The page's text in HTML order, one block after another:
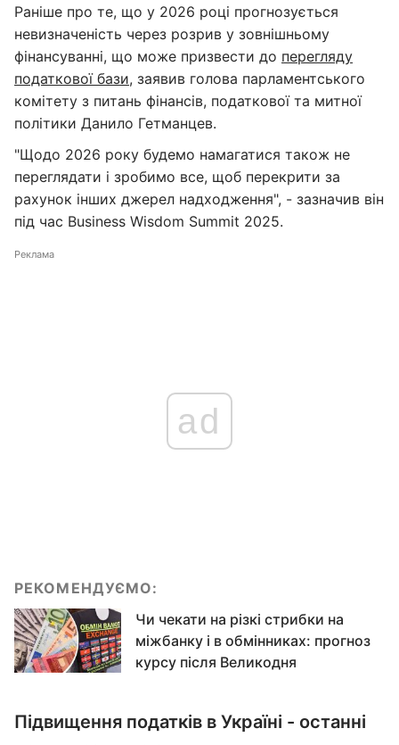
Раніше про те, що у 2026 році прогнозується
невизначеність через розрив у зовнішньому
фінансуванні, що може призвести до перегляду
податкової бази, заявив голова парламентського
комітету з питань фінансів, податкової та митної
політики Данило Гетманцев.
"Щодо 2026 року будемо намагатися також не
переглядати і зробимо все, щоб перекрити за
рахунок інших джерел надходження", - зазначив він
під час Business Wisdom Summit 2025.
Реклама
ad
РЕКОМЕНДУЄМО:
Чи чекати на різкі стрибки на
міжбанку і в обмінниках: прогноз
курсу після Великодня
Підвищення податків в Україні - останні